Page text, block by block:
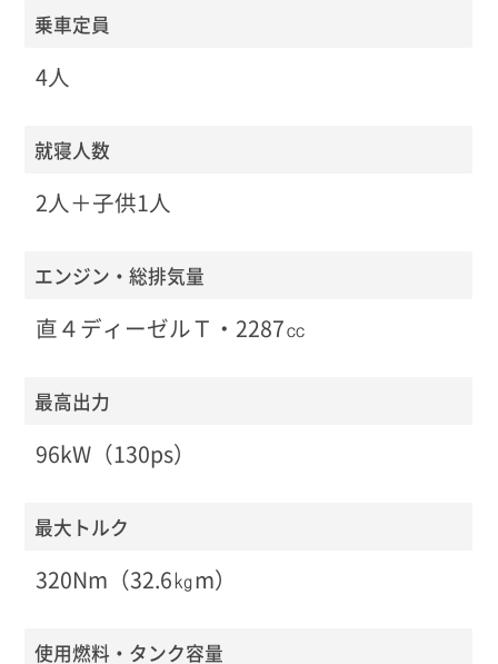
乗車定員
4人
就寝人数
2人＋子供1人
エンジン・総排気量
直４ディーゼルＴ・2287㏄
最高出力
96kW（130ps）
最大トルク
320Nm（32.6㎏m）
使用燃料・タンク容量